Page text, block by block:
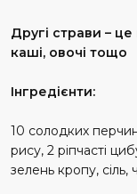
Другі страви –
каші, овочі тощо
Інгредієнти:
10 солодких
рису, 2 ріпчасті
зелень кропу,